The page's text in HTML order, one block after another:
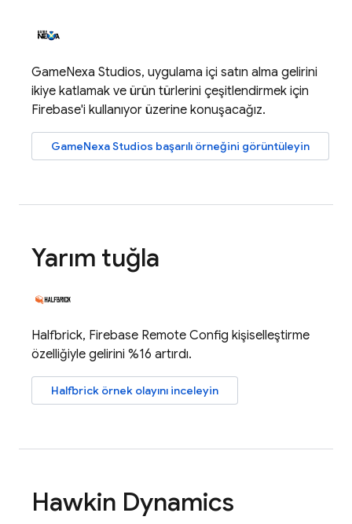
GameNexa Studios, uygulama içi satın alma gelirini
ikiye katlamak ve ürün türlerini çeşitlendirmek için
Firebase'i kullanıyor üzerine konuşacağız.
GameNexa Studios başarılı örneğini görüntüleyin
Yarım tuğla
Halfbrick, Firebase Remote Config kişiselleştirme
özelliğiyle gelirini %16 artırdı.
Halfbrick örnek olayını inceleyin
Hawkin Dynamics